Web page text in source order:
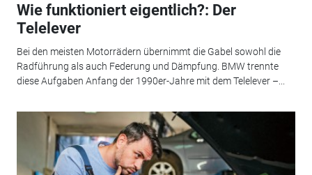
Wie funktioniert eigentlich?: Der
Telelever
Bei den meisten Motorrädern übernimmt die Gabel sowohl die
Radführung als auch Federung und Dämpfung. BMW trennte
diese Aufgaben Anfang der 1990er-Jahre mit dem Telelever –...